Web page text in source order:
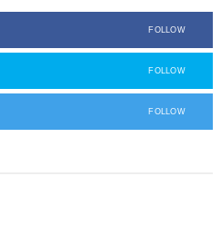
FOLLOW
FOLLOW
FOLLOW